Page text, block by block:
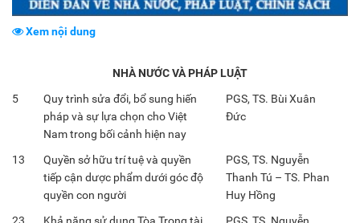
Xem nội dung
NHÀ NƯỚC VÀ PHÁP LUẬT
5
Quy trình sửa đổi, bổ sung hiến
pháp và sự lựa chọn cho Việt
Nam trong bối cảnh hiện nay
PGS, TS. Bùi Xuân
Đức
13
Quyền sở hữu trí tuệ và quyền
tiếp cận dược phẩm dưới góc độ
quyền con người
PGS, TS. Nguyễn
Thanh Tú – TS. Phan
Huy Hồng